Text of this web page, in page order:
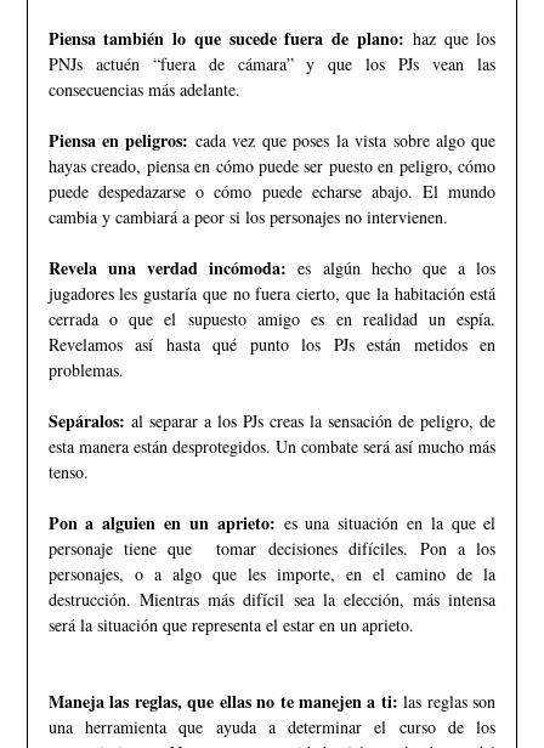
Piensa también lo que sucede fuera de plano: haz que los
PNJs actuén “fuera de cámara” y que los PJs vean las
consecuencias más adelante.
Piensa en peligros: cada vez que poses la vista sobre algo que
hayas creado, piensa en cómo puede ser puesto en peligro, cómo
puede despedazarse o cómo puede echarse abajo. El mundo
cambia y cambiará a peor si los personajes no intervienen.
Revela una verdad incómoda: es algún hecho que a los
jugadores les gustaría que no fuera cierto, que la habitación está
cerrada o que el supuesto amigo es en realidad un espía.
Revelamos así hasta qué punto los PJs están metidos en
problemas.
Sepáralos: al separar a los PJs creas la sensación de peligro, de
esta manera están desprotegidos. Un combate será así mucho más
tenso.
Pon a alguien en un aprieto: es una situación en la que el
personaje tiene que tomar decisiones difíciles. Pon a los
personajes, o a algo que les importe, en el camino de la
destrucción. Mientras más difícil sea la elección, más intensa
será la situación que representa el estar en un aprieto.
Maneja las reglas, que ellas no te manejen a ti: las reglas son
una herramienta que ayuda a determinar el curso de los